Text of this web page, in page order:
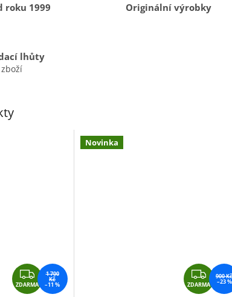
roku 1999 Originální výrobky
lhůty
Z
D
ZDARMA
1 700
Kč
–11 %
Novinka
Z
D
ZDARMA
900 Kč
–23 %